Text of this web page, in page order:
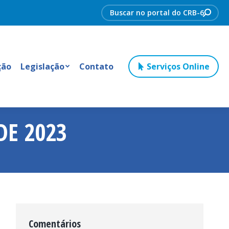
Search:
Legislação Contato Serviços Online
2023
Comentários